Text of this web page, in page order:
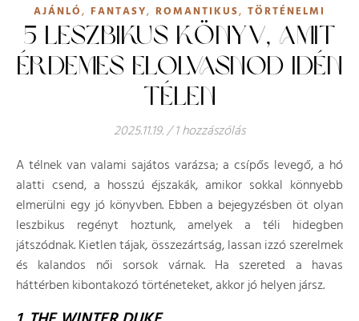
AJÁNLÓ, FANTASY, ROMANTIKUS, TÖRTÉNELMI
5 LESZBIKUS KÖNYV, AMIT
ÉRDEMES ELOLVASNOD IDÉN
TÉLEN
2025.11.19./ 1 hozzászólás
A télnek van valami sajátos varázsa; a csípős levegő, a hó
alatti csend, a hosszú éjszakák, amikor sokkal könnyebb
elmerülni egy jó könyvben. Ebben a bejegyzésben öt olyan
leszbikus regényt hoztunk, amelyek a téli hidegben
játszódnak. Kietlen tájak, összezártság, lassan izzó szerelmek
és kalandos női sorsok várnak. Ha szereted a havas
háttérben kibontakozó történeteket, akkor jó helyen jársz.